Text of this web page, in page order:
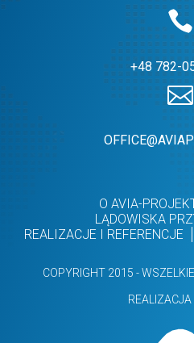
+48 782-
O AVIA-
LĄDOWISKA
REALIZACJE I REFERENCJE
COPYRIGHT 2015 -
REALIZACJA